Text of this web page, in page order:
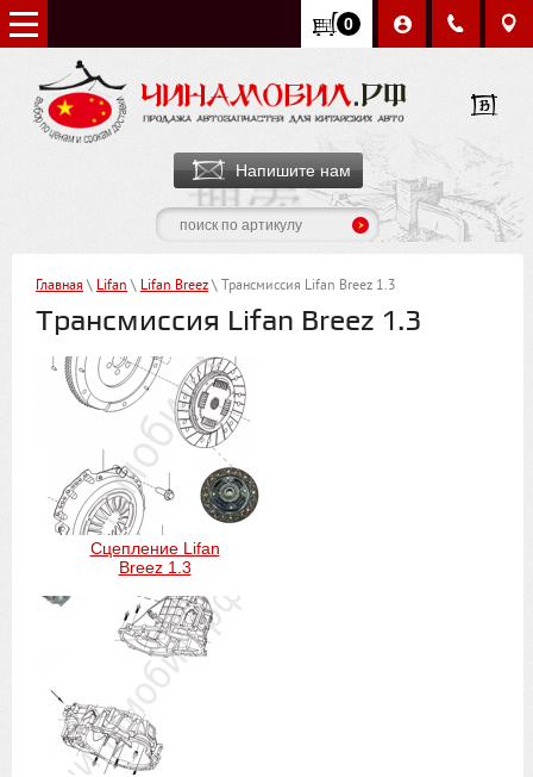
0
Напишите нам
Главная \ Lifan \ Lifan Breez \ Трансмиcсия Lifan Breez 1.3
Трансмиcсия Lifan Breez 1.3
Сцепление Lifan
Breez 1.3